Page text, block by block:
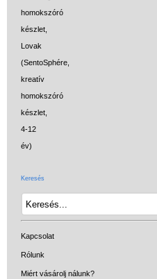
Keresés
Kapcsolat
Rólunk
Miért vásárolj nálunk?